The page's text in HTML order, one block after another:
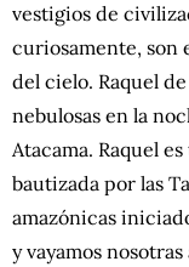
vestigios de
curiosamente, son
del cielo. Raquel
nebulosas en la
Atacama. Raquel
bautizada por las
amazónicas
y vayamos